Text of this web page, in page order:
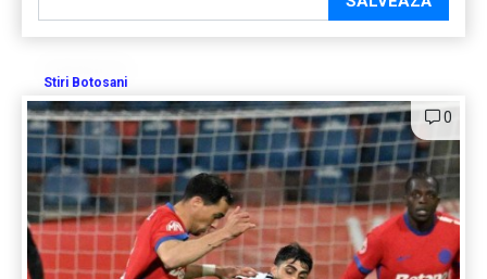
Stiri Botosani
0